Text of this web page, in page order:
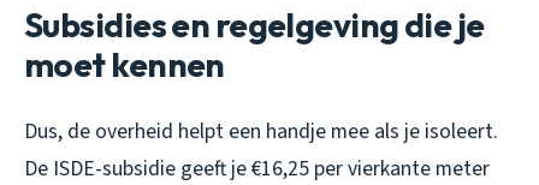
Subsidies en regelgeving die je
moet kennen
Dus, de overheid helpt een handje mee als je isoleert.
De ISDE-subsidie geeft je €16,25 per vierkante meter